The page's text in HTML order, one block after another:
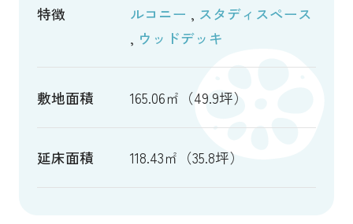
特徴
ルコニー , スタディスペース
, ウッドデッキ
敷地面積 165.06㎡（49.9坪）
延床面積 118.43㎡（35.8坪）